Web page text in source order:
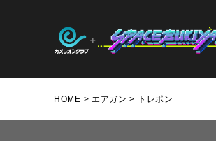
HOME エアガン トレポン